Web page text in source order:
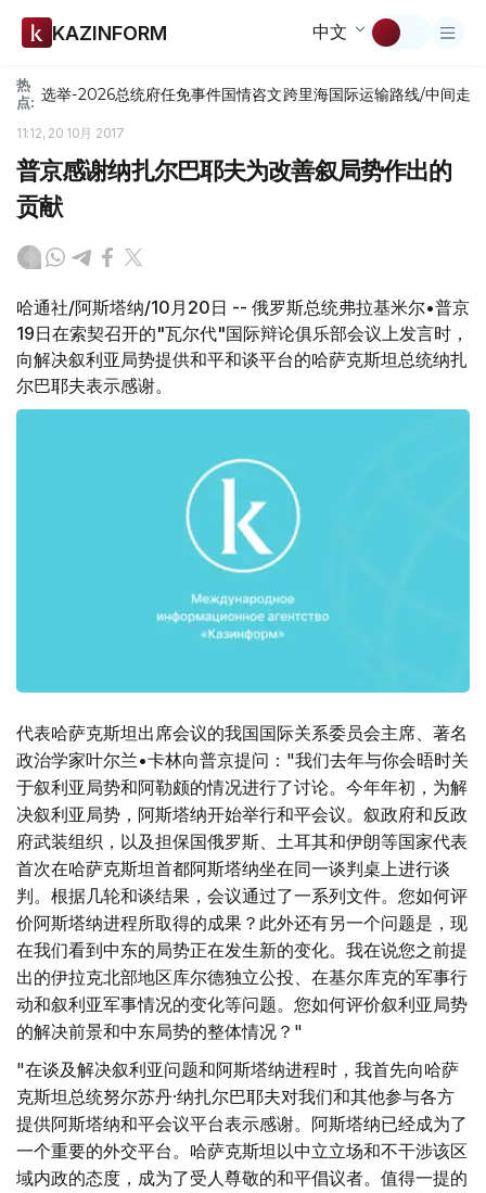
KAZINFORM 中文
热
点: 选举-2026总统府任免事件国情咨文跨里海国际运输路线/中间走廊
11:12, 20 10月 2017
普京感谢纳扎尔巴耶夫为改善叙局势作出的
贡献
哈通社/阿斯塔纳/10月20日 -- 俄罗斯总统弗拉基米尔•普京
19日在索契召开的"瓦尔代"国际辩论俱乐部会议上发言时，
向解决叙利亚局势提供和平和谈平台的哈萨克斯坦总统纳扎
尔巴耶夫表示感谢。
代表哈萨克斯坦出席会议的我国国际关系委员会主席、著名
政治学家叶尔兰•卡林向普京提问："我们去年与你会晤时关
于叙利亚局势和阿勒颇的情况进行了讨论。今年年初，为解
决叙利亚局势，阿斯塔纳开始举行和平会议。叙政府和反政
府武装组织，以及担保国俄罗斯、土耳其和伊朗等国家代表
首次在哈萨克斯坦首都阿斯塔纳坐在同一谈判桌上进行谈
判。根据几轮和谈结果，会议通过了一系列文件。您如何评
价阿斯塔纳进程所取得的成果？此外还有另一个问题是，现
在我们看到中东的局势正在发生新的变化。我在说您之前提
出的伊拉克北部地区库尔德独立公投、在基尔库克的军事行
动和叙利亚军事情况的变化等问题。您如何评价叙利亚局势
的解决前景和中东局势的整体情况？"
"在谈及解决叙利亚问题和阿斯塔纳进程时，我首先向哈萨
克斯坦总统努尔苏丹·纳扎尔巴耶夫对我们和其他参与各方
提供阿斯塔纳和平会议平台表示感谢。阿斯塔纳已经成为了
一个重要的外交平台。哈萨克斯坦以中立立场和不干涉该区
域内政的态度，成为了受人尊敬的和平倡议者。值得一提的